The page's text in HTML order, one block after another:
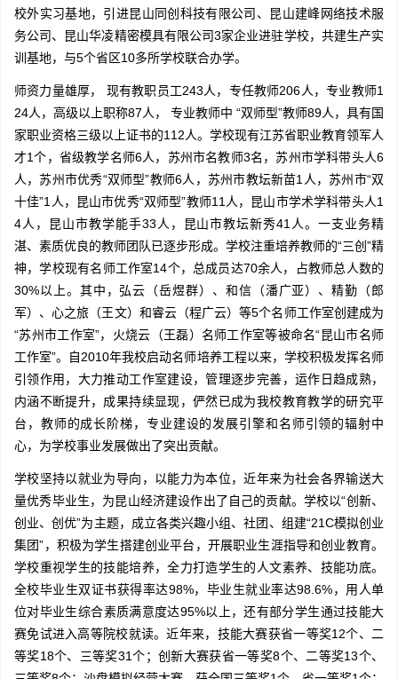
校外实习基地，引进昆山同创科技有限公司、昆山建峰网络技术服
务公司、昆山华凌精密模具有限公司3家企业进驻学校，共建生产实
训基地，与5个省区10多所学校联合办学。
师资力量雄厚， 现有教职员工243人，专任教师206人，专业教师1
24人，高级以上职称87人， 专业教师中 “双师型”教师89人，具有国
家职业资格三级以上证书的112人。学校现有江苏省职业教育领军人
才1个，省级教学名师6人，苏州市名教师3名，苏州市学科带头人6
人，苏州市优秀“双师型”教师6人，苏州市教坛新苗1人，苏州市“双
十佳”1人，昆山市优秀“双师型”教师11人，昆山市学术学科带头人1
4人，昆山市教学能手33人，昆山市教坛新秀41人。一支业务精
湛、素质优良的教师团队已逐步形成。学校注重培养教师的“三创”精
神，学校现有名师工作室14个，总成员达70余人，占教师总人数的
30%以上。其中，弘云（岳煜群）、和信（潘广亚）、精勤（郎
军）、心之旅（王文）和睿云（程广云）等5个名师工作室创建成为
“苏州市工作室”，火烧云（王磊）名师工作室等被命名“昆山市名师
工作室”。自2010年我校启动名师培养工程以来，学校积极发挥名师
引领作用，大力推动工作室建设，管理逐步完善，运作日趋成熟，
内涵不断提升，成果持续显现，俨然已成为我校教育教学的研究平
台，教师的成长阶梯，专业建设的发展引擎和名师引领的辐射中
心，为学校事业发展做出了突出贡献。
学校坚持以就业为导向，以能力为本位，近年来为社会各界输送大
量优秀毕业生，为昆山经济建设作出了自己的贡献。学校以“创新、
创业、创优”为主题，成立各类兴趣小组、社团、组建“21C模拟创业
集团”，积极为学生搭建创业平台，开展职业生涯指导和创业教育。
学校重视学生的技能培养，全力打造学生的人文素养、技能功底。
全校毕业生双证书获得率达98%，毕业生就业率达98.6%，用人单
位对毕业生综合素质满意度达95%以上，还有部分学生通过技能大
赛免试进入高等院校就读。近年来，技能大赛获省一等奖12个、二
等奖18个、三等奖31个；创新大赛获省一等奖8个、二等奖13个、